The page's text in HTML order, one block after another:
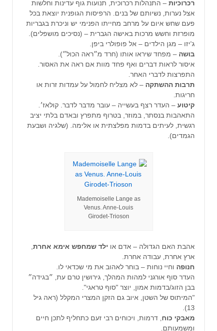
רכרוכיות – התנהלות רכרוכית, תנועות גוף עדינות וחלשות
אצל נערות, נשיותם של בנים. הרפיסות הגופנית יוצאת בכל
פעם שחש איום על מרחב מחייתו הפנימי יש וניכרת בגבריות
מופרזת וחשש מרכות באישה הגברית – (נסיכים מושפלים).
ג'יזו – מגן הילדים – אל פופולרי ביפן.
בושה – מפחד שיראו אותו (חרד מ״ראה הכול״).
איסור לראות דברים ואף פחד מוות אם ראה את האסור.
התפרצות לדברי האחר.
תרבות ההשתקה – לא מצליח לחמול על עמדות זרות או
חריגות.
קיטוע – העדר רצף בעשייה – עובר מדבר לדבר. קולאז׳.
התאהבות בנסתר, במוזר, בטרוף מתפרץ ובאדם בלתי יציב
רגשית, לעיתים בדמות מפלצתית או אלימה. (שלגיה ושבעת
הגמדים).
Mademoiselle Lange as
Venus. Anne-Louis
Girodet-Trioson
אהבת האם הגדולה – אדם או ילד שמחפש אימא אחרת
ארץ אחרת, עבודה אחרת.
חנופה וחיי נוחות – בוחר לאהוב את מי שכדאי לו.
העדר סוף אורגני למהות המהלך, גירושין טרם עת, ״בגידה״
בבן הזוג/בדמות אמון, יוצר "סוף טראגי".
"המיתוס של השטן, איוב גם הזקן המצרי המקלל (ראה גיל
13).
מאבקי כוח , דרמות, ויכוחים רבי זעם כתחליף לתכן חיים
ומשמעותם.